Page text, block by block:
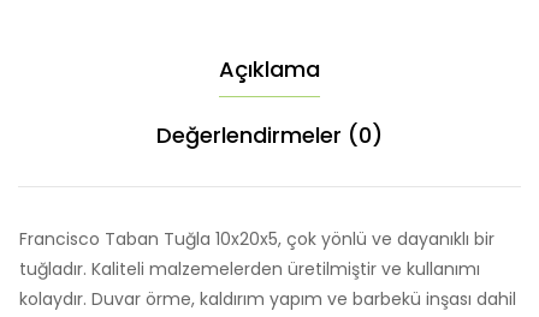
Açıklama
Değerlendirmeler (0)
Francisco Taban Tuğla 10x20x5, çok yönlü ve dayanıklı bir
tuğladır. Kaliteli malzemelerden üretilmiştir ve kullanımı
kolaydır. Duvar örme, kaldırım yapım ve barbekü inşası dahil